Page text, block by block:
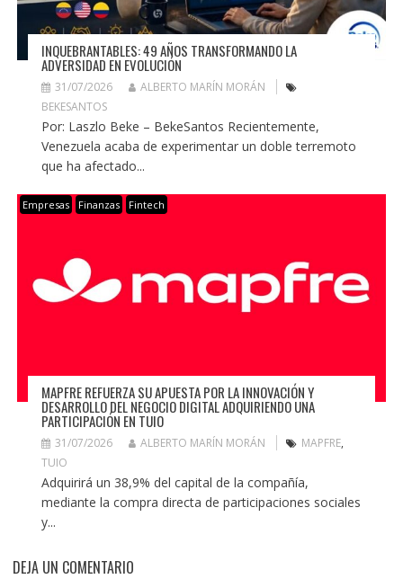
INQUEBRANTABLES: 49 AÑOS TRANSFORMANDO LA
ADVERSIDAD EN EVOLUCIÓN
31/07/2026
ALBERTO MARÍN MORÁN
BEKESANTOS
Por: Laszlo Beke – BekeSantos Recientemente,
Venezuela acaba de experimentar un doble terremoto
que ha afectado...
Empresas Finanzas Fintech
MAPFRE REFUERZA SU APUESTA POR LA INNOVACIÓN Y
DESARROLLO DEL NEGOCIO DIGITAL ADQUIRIENDO UNA
PARTICIPACIÓN EN TUIO
31/07/2026 ALBERTO MARÍN MORÁN MAPFRE,
TUIO
Adquirirá un 38,9% del capital de la compañía,
mediante la compra directa de participaciones sociales
y...
DEJA UN COMENTARIO